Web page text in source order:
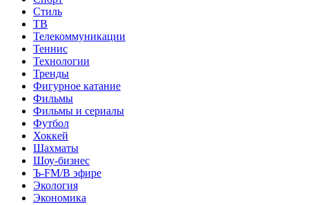
Стиль
ТВ
Телекоммуникации
Теннис
Технологии
Тренды
Фигурное катание
Фильмы
Фильмы и сериалы
Футбол
Хоккей
Шахматы
Шоу-бизнес
Ъ-FM/В эфире
Экология
Экономика